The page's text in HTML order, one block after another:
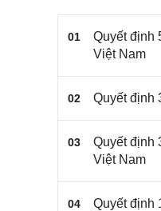
01
Quyết định
Việt Nam
02 Quyết định
03
Quyết định
Việt Nam
04
Quyết định